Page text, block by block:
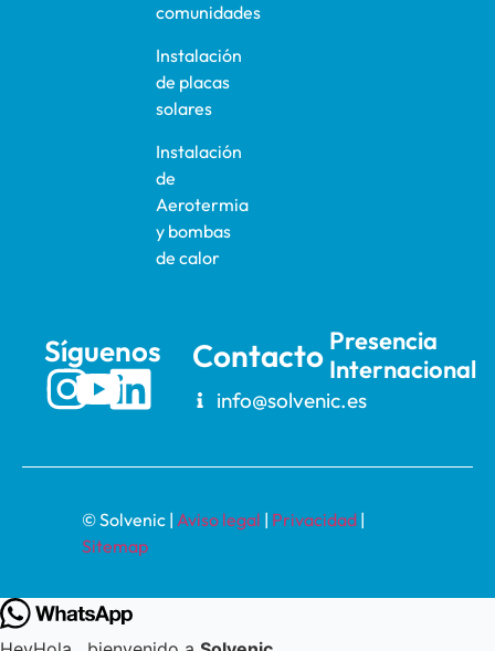
comunidades
Instalación
de placas
solares
Instalación
de
Aerotermia
y bombas
de calor
Síguenos Contacto
info@solvenic.es
Presencia
Internacional
© Solvenic | Aviso legal | Privacidad |
Sitemap